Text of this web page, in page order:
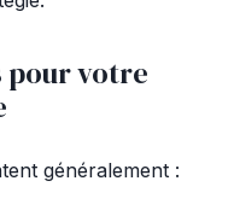
pour votre
généralement :